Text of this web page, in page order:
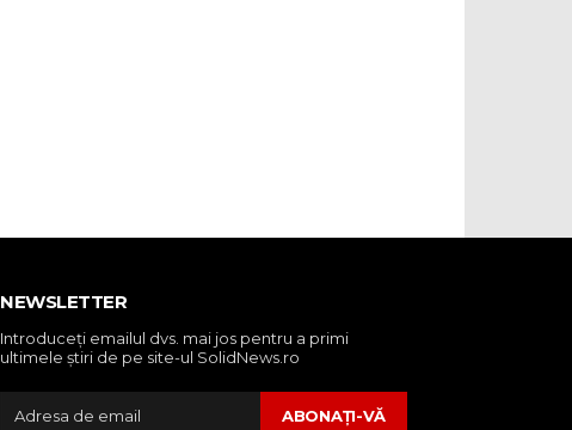
NEWSLETTER
Introduceţi emailul dvs. mai jos pentru a primi
ultimele ştiri de pe site-ul SolidNews.ro
ABONAŢI-VĂ